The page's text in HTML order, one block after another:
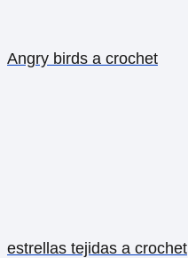
Angry birds a crochet
estrellas tejidas a crochet